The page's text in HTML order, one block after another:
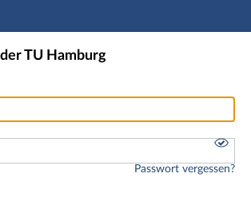
Hauptnavigation
Fußzeile
TU Hamburg
Passwort vergessen?